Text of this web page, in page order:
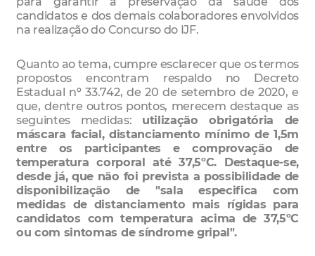
candidatos e dos demais colaboradores envolvidos
na realização do Concurso do IJF.
Quanto ao tema, cumpre esclarecer que os termos
propostos encontram respaldo no Decreto
Estadual nº 33.742, de 20 de setembro de 2020, e
que, dentre outros pontos, merecem destaque as
seguintes medidas: utilização obrigatória de
máscara facial, distanciamento mínimo de 1,5m
entre os participantes e comprovação de
temperatura corporal até 37,5ºC. Destaque-se,
desde já, que não foi prevista a possibilidade de
disponibilização de "sala especifica com
medidas de distanciamento mais rígidas para
candidatos com temperatura acima de 37,5ºC
ou com sintomas de síndrome gripal".